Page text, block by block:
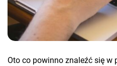
Oto co powinno znaleźć się w